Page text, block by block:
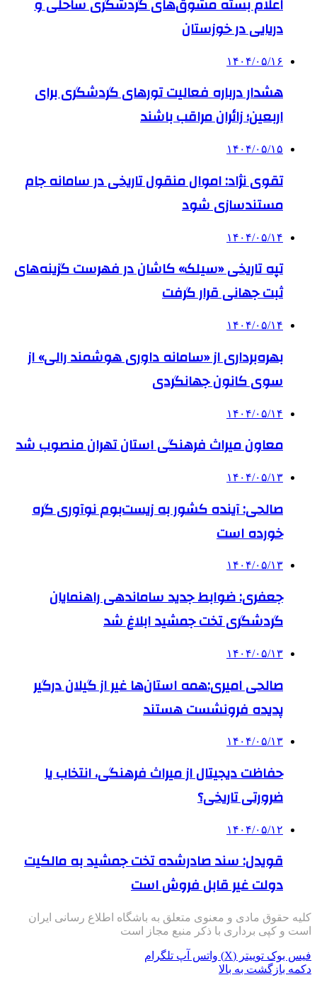
اعلام بسته مشوق‌های گردشگری ساحلی و
دریایی در خوزستان
۱۴۰۴/۰۵/۱۶
هشدار درباره فعالیت تورهای گردشگری برای
اربعین؛ زائران مراقب باشند
۱۴۰۴/۰۵/۱۵
تقوی نژاد: اموال منقول تاریخی در سامانه جام
مستندسازی شود
۱۴۰۴/۰۵/۱۴
تپه تاریخی «سیلک» کاشان در فهرست گزینه‌های
ثبت جهانی قرار گرفت
۱۴۰۴/۰۵/۱۴
بهره‌برداری از «سامانه داوری هوشمند رالی» از
سوی کانون جهانگردی
۱۴۰۴/۰۵/۱۴
معاون میراث فرهنگی استان تهران منصوب شد
۱۴۰۴/۰۵/۱۳
صالحی: آینده کشور به زیست‌بوم نوآوری گره
خورده است
۱۴۰۴/۰۵/۱۳
جعفری: ضوابط جدید ساماندهی راهنمایان
گردشگری تخت جمشید ابلاغ شد
۱۴۰۴/۰۵/۱۳
صالحی امیری:همه استان‌ها غیر از گیلان درگیر
پدیده فرونشست هستند
۱۴۰۴/۰۵/۱۳
حفاظت دیجیتال از میراث فرهنگی، انتخاب یا
ضرورتی تاریخی؟
۱۴۰۴/۰۵/۱۲
قویدل: سند صادرشده تخت جمشید به مالکیت
دولت غیر قابل فروش است
کلیه حقوق مادی و معنوی متعلق به باشگاه اطلاع رسانی ایران
است و کپی برداری با ذکر منبع مجاز است
فیس بوک توییتر (X) واتس آپ تلگرام
دکمه بازگشت به بالا